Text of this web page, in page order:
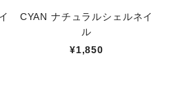
CYAN ナチュラルシェルネイ
ル
¥1,850